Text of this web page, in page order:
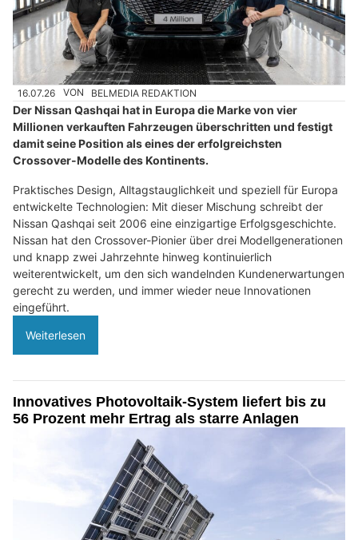
16.07.26 VON BELMEDIA REDAKTION
Der Nissan Qashqai hat in Europa die Marke von vier
Millionen verkauften Fahrzeugen überschritten und festigt
damit seine Position als eines der erfolgreichsten
Crossover-Modelle des Kontinents.
Praktisches Design, Alltagstauglichkeit und speziell für Europa
entwickelte Technologien: Mit dieser Mischung schreibt der
Nissan Qashqai seit 2006 eine einzigartige Erfolgsgeschichte.
Nissan hat den Crossover-Pionier über drei Modellgenerationen
und knapp zwei Jahrzehnte hinweg kontinuierlich
weiterentwickelt, um den sich wandelnden Kundenerwartungen
gerecht zu werden, und immer wieder neue Innovationen
eingeführt.
Weiterlesen
Innovatives Photovoltaik-System liefert bis zu
56 Prozent mehr Ertrag als starre Anlagen